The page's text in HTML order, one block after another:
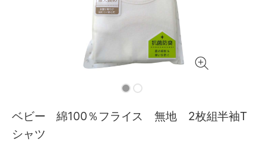
ベビー 綿100％フライス 無地 2枚組半袖T
シャツ